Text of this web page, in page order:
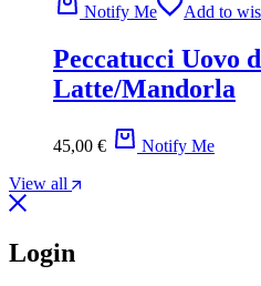
Notify Me Add to
Peccatucci Uovo
Latte/Mandorla
45,00 €
Notify Me
View all
Login